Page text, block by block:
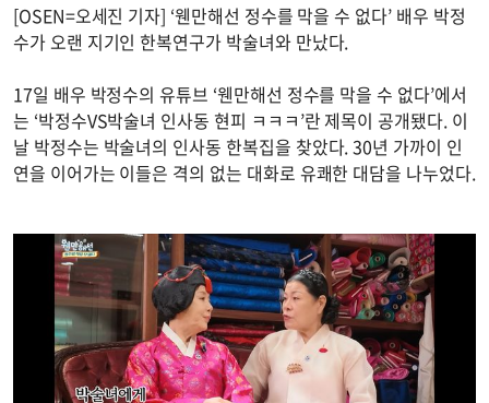
[OSEN=오세진 기자] ‘웬만해선 정수를 막을 수 없다’ 배우 박정
수가 오랜 지기인 한복연구가 박술녀와 만났다.
17일 배우 박정수의 유튜브 ‘웬만해선 정수를 막을 수 없다’에서
는 ‘박정수VS박술녀 인사동 현피 ㅋㅋㅋ’란 제목이 공개됐다. 이
날 박정수는 박술녀의 인사동 한복집을 찾았다. 30년 가까이 인
연을 이어가는 이들은 격의 없는 대화로 유쾌한 대담을 나누었다.